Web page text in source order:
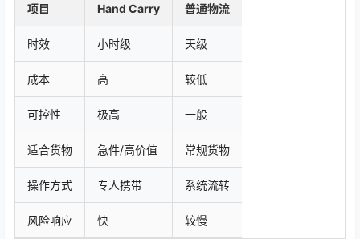
项目 Hand Carry 普通物流
时效 小时级 天级
成本 高 较低
可控性 极高 一般
适合货物 急件/高价值 常规货物
操作方式 专人携带 系统流转
风险响应 快 较慢